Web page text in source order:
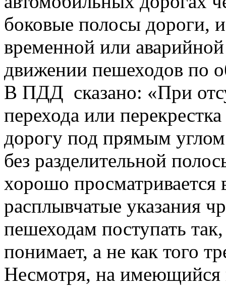
боковые полосы дороги,
временной или
движении пешеходов по
В ПДД сказано: «При
перехода или
дорогу под прямым углом
без разделительной
хорошо просматривается
расплывчатые указания
пешеходам поступать
понимает, а не как того
Несмотря, на имеющийся